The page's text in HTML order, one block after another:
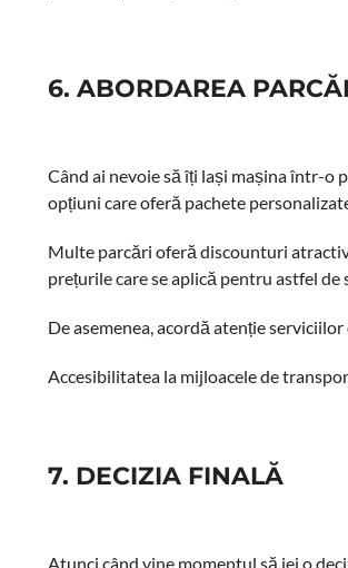
6. ABORDAREA
Când ai nevoie să îți lași mașina într-o
opțiuni care oferă pachete
Multe parcări oferă discounturi
prețurile care se aplică pentru astfel de
De asemenea, acordă atenție
Accesibilitatea la mijloacele de
7. DECIZIA FINALĂ
Atunci când vine momentul să iei o